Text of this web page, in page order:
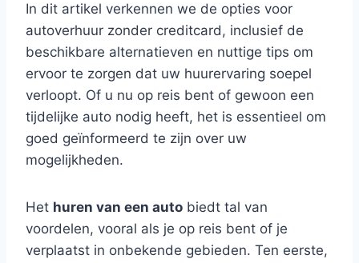
In dit artikel verkennen we de opties voor
autoverhuur zonder creditcard, inclusief de
beschikbare alternatieven en nuttige tips om
ervoor te zorgen dat uw huurervaring soepel
verloopt. Of u nu op reis bent of gewoon een
tijdelijke auto nodig heeft, het is essentieel om
goed geïnformeerd te zijn over uw
mogelijkheden.
Het huren van een auto biedt tal van
voordelen, vooral als je op reis bent of je
verplaatst in onbekende gebieden. Ten eerste,